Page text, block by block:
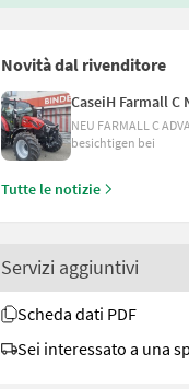
Novità dal rivenditore
CaseiH Farmall C
NEU FARMALL C
besichtigen bei
Tutte le notizie
Servizi aggiuntivi
Scheda dati PDF
Sei interessato a una